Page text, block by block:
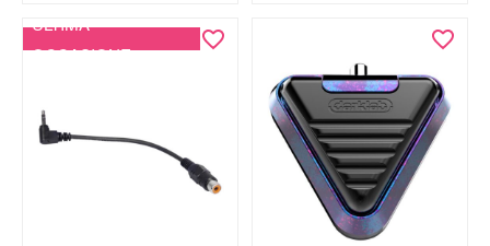
ULTIMA
OCCASIONE